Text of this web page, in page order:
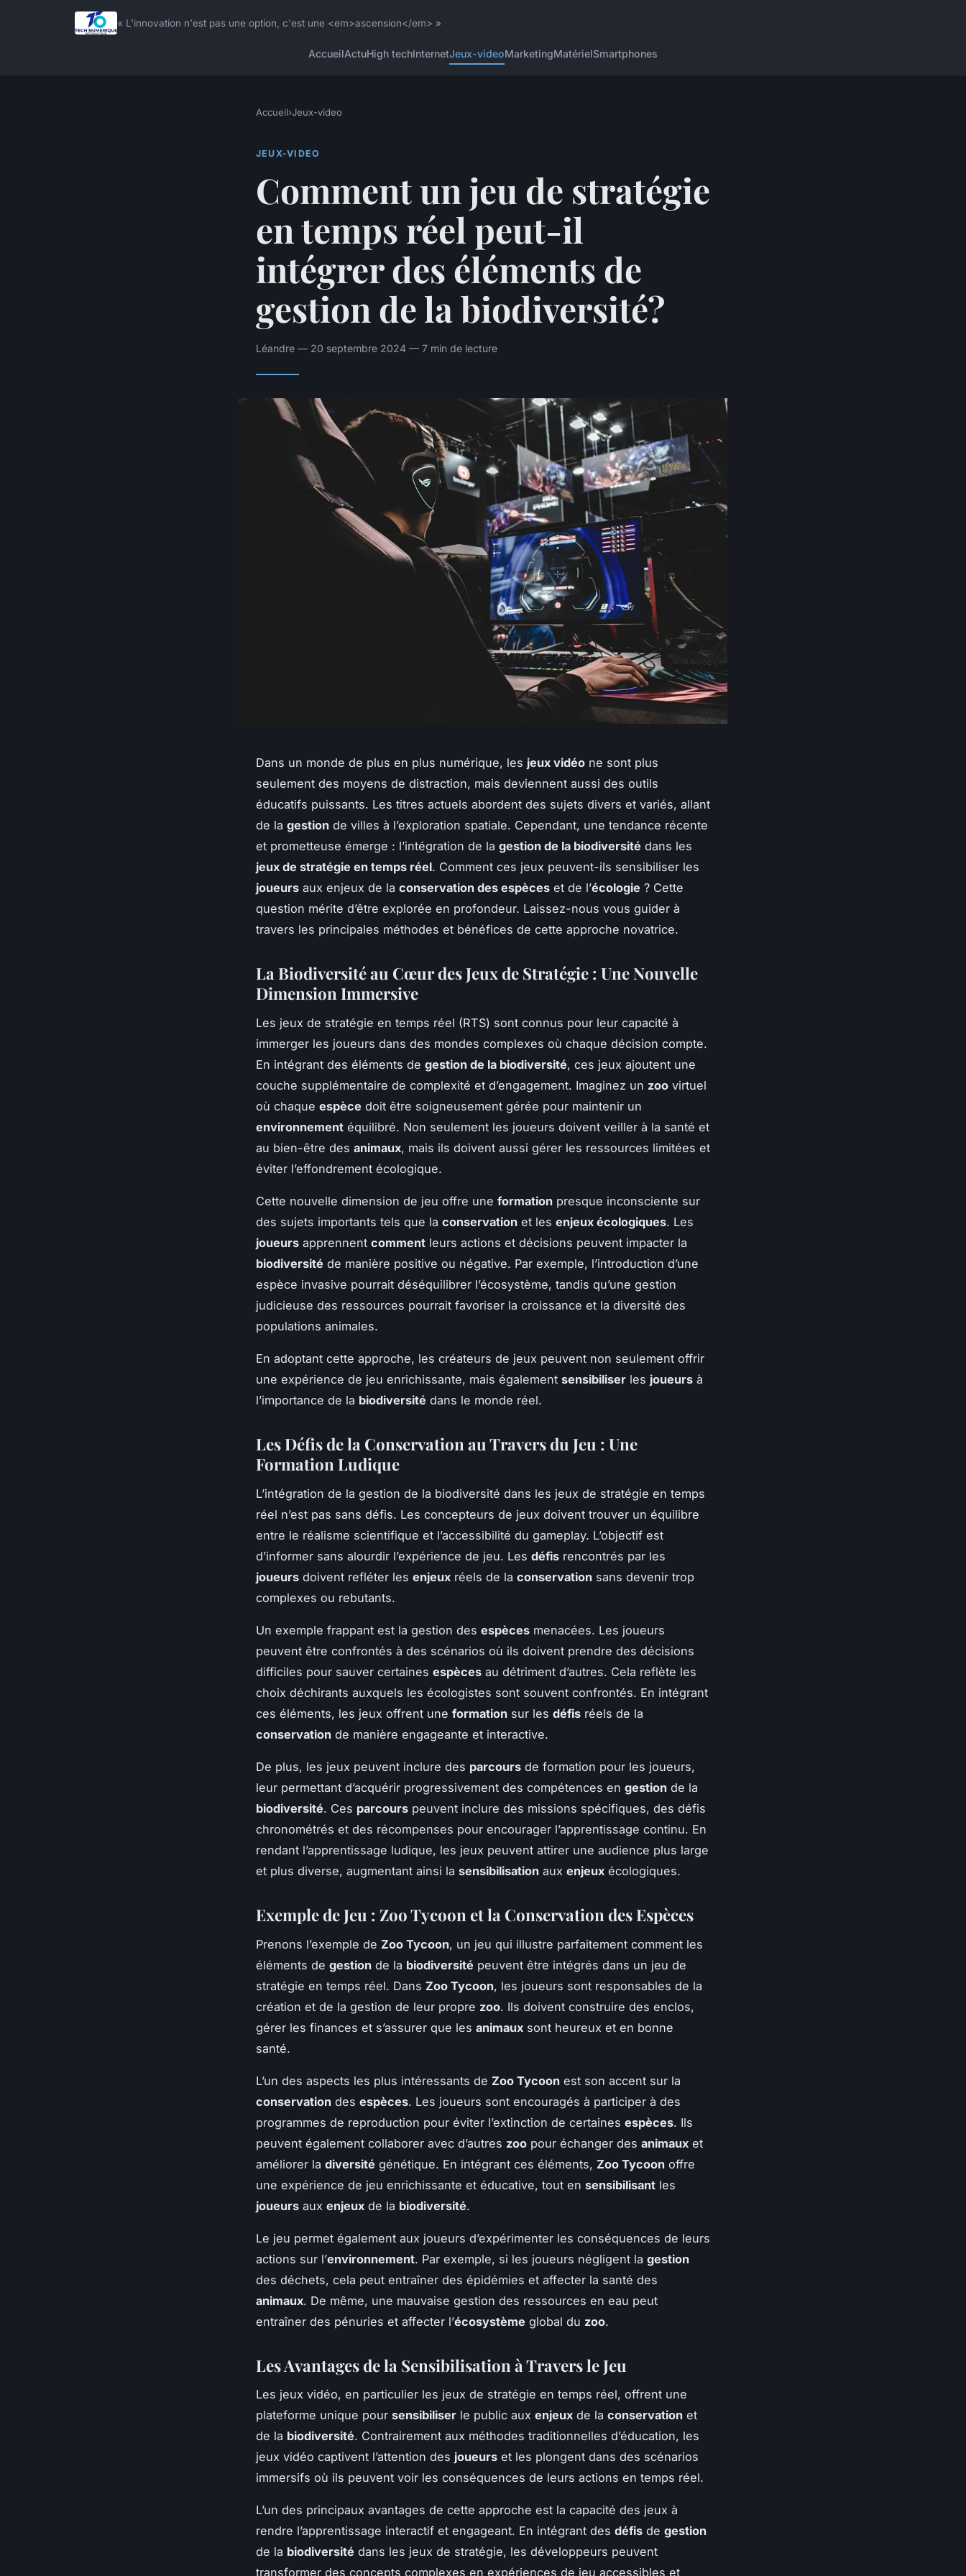
« L'innovation n'est pas une option, c'est une <em>ascension</em> »
AccueilActuHigh techInternetJeux-videoMarketingMatérielSmartphones
Accueil›Jeux-video
JEUX-VIDEO
Comment un jeu de stratégie
en temps réel peut-il
intégrer des éléments de
gestion de la biodiversité?
Léandre — 20 septembre 2024 — 7 min de lecture
Dans un monde de plus en plus numérique, les jeux vidéo ne sont plus
seulement des moyens de distraction, mais deviennent aussi des outils
éducatifs puissants. Les titres actuels abordent des sujets divers et variés, allant
de la gestion de villes à l’exploration spatiale. Cependant, une tendance récente
et prometteuse émerge : l’intégration de la gestion de la biodiversité dans les
jeux de stratégie en temps réel. Comment ces jeux peuvent-ils sensibiliser les
joueurs aux enjeux de la conservation des espèces et de l’écologie ? Cette
question mérite d’être explorée en profondeur. Laissez-nous vous guider à
travers les principales méthodes et bénéfices de cette approche novatrice.
La Biodiversité au Cœur des Jeux de Stratégie : Une Nouvelle
Dimension Immersive
Les jeux de stratégie en temps réel (RTS) sont connus pour leur capacité à
immerger les joueurs dans des mondes complexes où chaque décision compte.
En intégrant des éléments de gestion de la biodiversité, ces jeux ajoutent une
couche supplémentaire de complexité et d’engagement. Imaginez un zoo virtuel
où chaque espèce doit être soigneusement gérée pour maintenir un
environnement équilibré. Non seulement les joueurs doivent veiller à la santé et
au bien-être des animaux, mais ils doivent aussi gérer les ressources limitées et
éviter l’effondrement écologique.
Cette nouvelle dimension de jeu offre une formation presque inconsciente sur
des sujets importants tels que la conservation et les enjeux écologiques. Les
joueurs apprennent comment leurs actions et décisions peuvent impacter la
biodiversité de manière positive ou négative. Par exemple, l’introduction d’une
espèce invasive pourrait déséquilibrer l’écosystème, tandis qu’une gestion
judicieuse des ressources pourrait favoriser la croissance et la diversité des
populations animales.
En adoptant cette approche, les créateurs de jeux peuvent non seulement offrir
une expérience de jeu enrichissante, mais également sensibiliser les joueurs à
l’importance de la biodiversité dans le monde réel.
Les Défis de la Conservation au Travers du Jeu : Une
Formation Ludique
L’intégration de la gestion de la biodiversité dans les jeux de stratégie en temps
réel n’est pas sans défis. Les concepteurs de jeux doivent trouver un équilibre
entre le réalisme scientifique et l’accessibilité du gameplay. L’objectif est
d’informer sans alourdir l’expérience de jeu. Les défis rencontrés par les
joueurs doivent refléter les enjeux réels de la conservation sans devenir trop
complexes ou rebutants.
Un exemple frappant est la gestion des espèces menacées. Les joueurs
peuvent être confrontés à des scénarios où ils doivent prendre des décisions
difficiles pour sauver certaines espèces au détriment d’autres. Cela reflète les
choix déchirants auxquels les écologistes sont souvent confrontés. En intégrant
ces éléments, les jeux offrent une formation sur les défis réels de la
conservation de manière engageante et interactive.
De plus, les jeux peuvent inclure des parcours de formation pour les joueurs,
leur permettant d’acquérir progressivement des compétences en gestion de la
biodiversité. Ces parcours peuvent inclure des missions spécifiques, des défis
chronométrés et des récompenses pour encourager l’apprentissage continu. En
rendant l’apprentissage ludique, les jeux peuvent attirer une audience plus large
et plus diverse, augmentant ainsi la sensibilisation aux enjeux écologiques.
Exemple de Jeu : Zoo Tycoon et la Conservation des Espèces
Prenons l’exemple de Zoo Tycoon, un jeu qui illustre parfaitement comment les
éléments de gestion de la biodiversité peuvent être intégrés dans un jeu de
stratégie en temps réel. Dans Zoo Tycoon, les joueurs sont responsables de la
création et de la gestion de leur propre zoo. Ils doivent construire des enclos,
gérer les finances et s’assurer que les animaux sont heureux et en bonne
santé.
L’un des aspects les plus intéressants de Zoo Tycoon est son accent sur la
conservation des espèces. Les joueurs sont encouragés à participer à des
programmes de reproduction pour éviter l’extinction de certaines espèces. Ils
peuvent également collaborer avec d’autres zoo pour échanger des animaux et
améliorer la diversité génétique. En intégrant ces éléments, Zoo Tycoon offre
une expérience de jeu enrichissante et éducative, tout en sensibilisant les
joueurs aux enjeux de la biodiversité.
Le jeu permet également aux joueurs d’expérimenter les conséquences de leurs
actions sur l’environnement. Par exemple, si les joueurs négligent la gestion
des déchets, cela peut entraîner des épidémies et affecter la santé des
animaux. De même, une mauvaise gestion des ressources en eau peut
entraîner des pénuries et affecter l’écosystème global du zoo.
Les Avantages de la Sensibilisation à Travers le Jeu
Les jeux vidéo, en particulier les jeux de stratégie en temps réel, offrent une
plateforme unique pour sensibiliser le public aux enjeux de la conservation et
de la biodiversité. Contrairement aux méthodes traditionnelles d’éducation, les
jeux vidéo captivent l’attention des joueurs et les plongent dans des scénarios
immersifs où ils peuvent voir les conséquences de leurs actions en temps réel.
L’un des principaux avantages de cette approche est la capacité des jeux à
rendre l’apprentissage interactif et engageant. En intégrant des défis de gestion
de la biodiversité dans les jeux de stratégie, les développeurs peuvent
transformer des concepts complexes en expériences de jeu accessibles et